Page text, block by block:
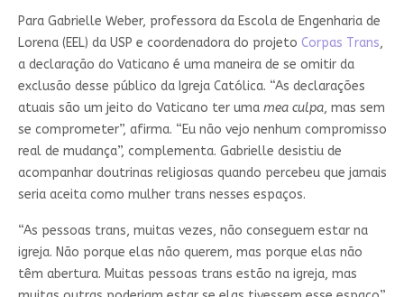
Para Gabrielle Weber, professora da Escola de Engenharia de
Lorena (EEL) da USP e coordenadora do projeto Corpas Trans,
a declaração do Vaticano é uma maneira de se omitir da
exclusão desse público da Igreja Católica. “As declarações
atuais são um jeito do Vaticano ter uma mea culpa, mas sem
se comprometer”, afirma. “Eu não vejo nenhum compromisso
real de mudança”, complementa. Gabrielle desistiu de
acompanhar doutrinas religiosas quando percebeu que jamais
seria aceita como mulher trans nesses espaços.
“As pessoas trans, muitas vezes, não conseguem estar na
igreja. Não porque elas não querem, mas porque elas não
têm abertura. Muitas pessoas trans estão na igreja, mas